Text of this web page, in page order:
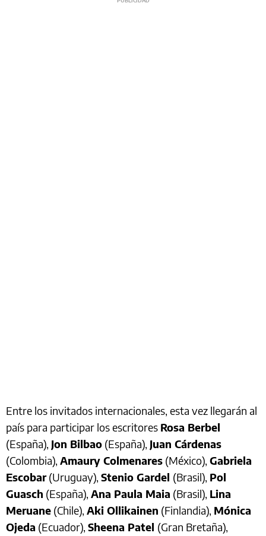
Entre los invitados internacionales, esta vez llegarán al
país para participar los escritores Rosa Berbel
(España), Jon Bilbao (España), Juan Cárdenas
(Colombia), Amaury Colmenares (México), Gabriela
Escobar(Uruguay), Stenio Gardel (Brasil), Pol
Guasch (España), Ana Paula Maia (Brasil), Lina
Meruane (Chile), Aki Ollikainen (Finlandia), Mónica
Ojeda (Ecuador), Sheena Patel (Gran Bretaña),